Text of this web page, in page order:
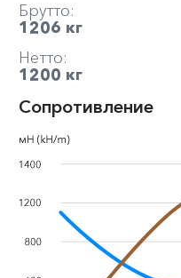
Брутто:
1206 кг
Нетто:
1200 кг
Сопротивление